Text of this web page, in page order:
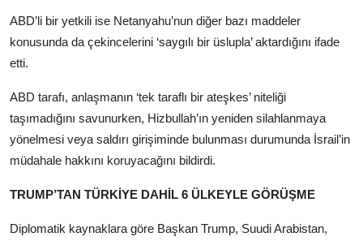
ABD’li bir yetkili ise Netanyahu’nun diğer bazı maddeler
konusunda da çekincelerini ‘saygılı bir üslupla’ aktardığını ifade
etti.
ABD tarafı, anlaşmanın ‘tek taraflı bir ateşkes’ niteliği
taşımadığını savunurken, Hizbullah’ın yeniden silahlanmaya
yönelmesi veya saldırı girişiminde bulunması durumunda İsrail’in
müdahale hakkını koruyacağını bildirdi.
TRUMP’TAN TÜRKİYE DAHİL 6 ÜLKEYLE GÖRÜŞME
Diplomatik kaynaklara göre Başkan Trump, Suudi Arabistan,